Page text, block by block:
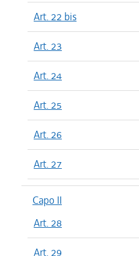
Art. 22 bis
Art. 23
Art. 24
Art. 25
Art. 26
Art. 27
Capo II
Art. 28
Art. 29